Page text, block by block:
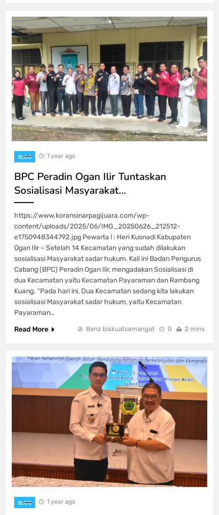
BLOG 1 year ago
BPC Peradin Ogan Ilir Tuntaskan
Sosialisasi Masyarakat…
https://www.koransinarpagijuara.com/wp-
content/uploads/2025/06/IMG_20250626_212512-
e1750948344792.jpg Pewarta l : Heri Kusnadi Kabupaten
Ogan Ilir – Setelah 14 Kecamatan yang sudah dilakukan
sosialisasi Masyarakat sadar hukum. Kali ini Badan Pengurus
Cabang (BPC) Peradin Ogan Ilir, mengadakan Sosialisasi di
dua Kecamatan yaitu Kecamatan Payaraman dan Rambang
Kuang. “Pada hari ini, Dua Kecamatan sedang kita lakukan
sosialisasi Masyarakat sadar hukum, yaitu Kecamatan
Payaraman…
Read More
Benz biskuatsemangat 0 2 mins
BLOG 1 year ago